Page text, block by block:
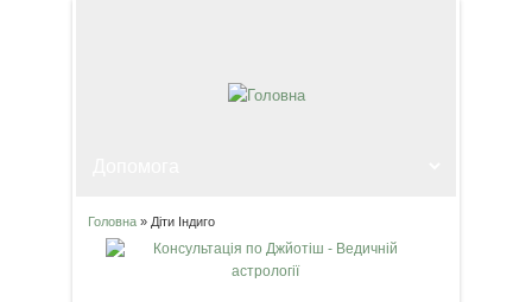
Ви є тут
Головна» Діти Індиго